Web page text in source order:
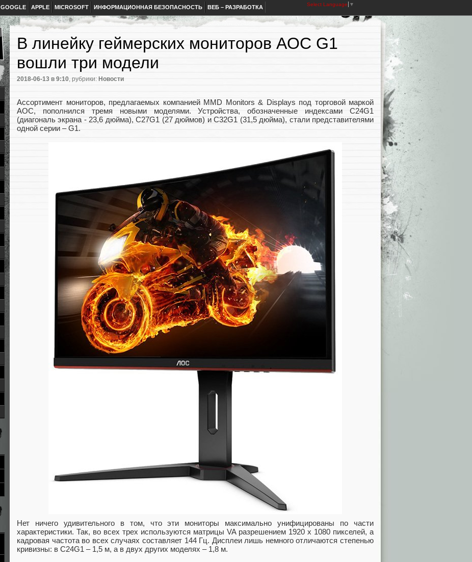
GOOGLE APPLE MICROSOFT ИНФОРМАЦИОННАЯ БЕЗОПАСНОСТЬ ВЕБ – РАЗРАБОТКА Select Language ▼
В линейку геймерских мониторов AOC G1
вошли три модели
2018-06-13 в 9:10, рубрики: Новости
Ассортимент мониторов, предлагаемых компанией MMD Monitors & Displays под торговой маркой
AOC, пополнился тремя новыми моделями. Устройства, обозначенные индексами C24G1
(диагональ экрана - 23,6 дюйма), C27G1 (27 дюймов) и C32G1 (31,5 дюйма), стали представителями
одной серии – G1.
Нет ничего удивительного в том, что эти мониторы максимально унифицированы по части
характеристики. Так, во всех трех используются матрицы VA разрешением 1920 х 1080 пикселей, а
кадровая частота во всех случаях составляет 144 Гц. Дисплеи лишь немного отличаются степенью
кривизны: в C24G1 – 1,5 м, а в двух других моделях – 1,8 м.